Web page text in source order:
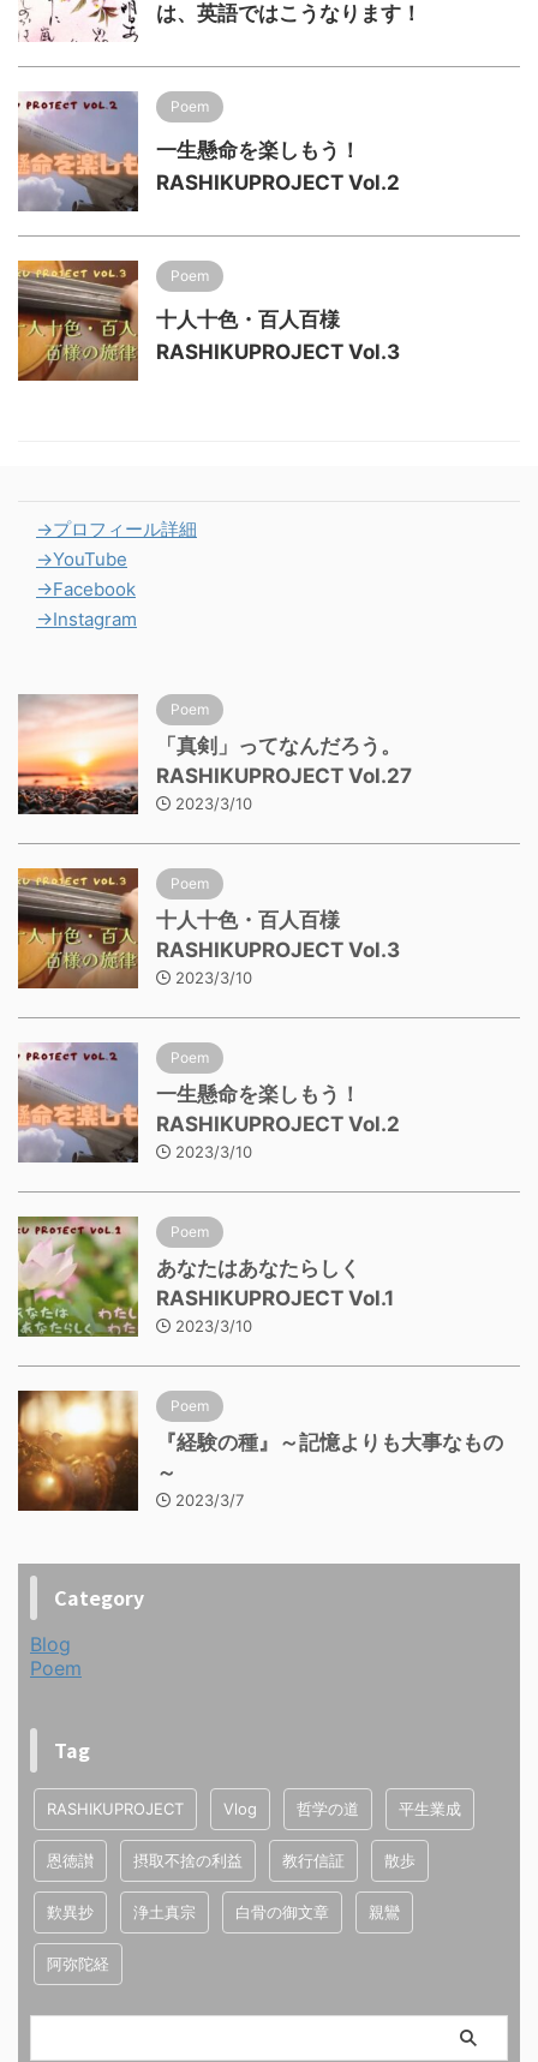
は、英語ではこうなります！
Poem
一生懸命を楽しもう！
RASHIKUPROJECT Vol.2
Poem
十人十色・百人百様
RASHIKUPROJECT Vol.3
→プロフィール詳細
→YouTube
→Facebook
→Instagram
Poem
「真剣」ってなんだろう。
RASHIKUPROJECT Vol.27
2023/3/10
Poem
十人十色・百人百様
RASHIKUPROJECT Vol.3
2023/3/10
Poem
一生懸命を楽しもう！
RASHIKUPROJECT Vol.2
2023/3/10
Poem
あなたはあなたらしく
RASHIKUPROJECT Vol.1
2023/3/10
Poem
『経験の種』～記憶よりも大事なもの
～
2023/3/7
Category
Blog
Poem
Tag
RASHIKUPROJECT Vlog 哲学の道 平生業成
恩徳讃 摂取不捨の利益 教行信証 散歩
歎異抄 浄土真宗 白骨の御文章 親鸞
阿弥陀経